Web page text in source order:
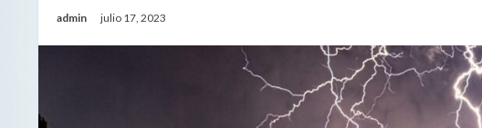
admin julio 17, 2023